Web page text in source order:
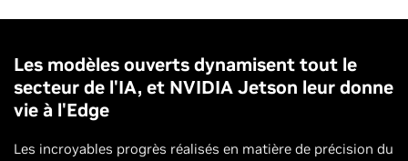
Les modèles ouverts dynamisent tout le
secteur de l'IA, et NVIDIA Jetson leur donne
vie à l'Edge
Les incroyables progrès réalisés en matière de précision du